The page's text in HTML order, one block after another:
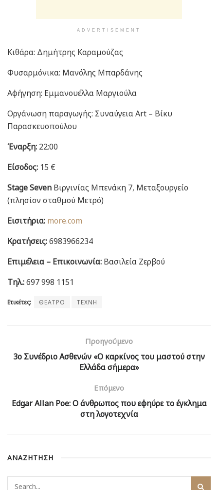
ADVERTISEMENT
Κιθάρα: Δημήτρης Καραμούζας
Φυσαρμόνικα: Μανόλης Μπαρδάνης
Αφήγηση: Εμμανουέλλα Μαργιούλα
Οργάνωση παραγωγής: Συναύγεια Art – Βίκυ
Παρασκευοπούλου
Έναρξη: 22:00
Είσοδος: 15 €
Stage Seven Βιργινίας Μπενάκη 7, Μεταξουργείο
(πλησίον σταθμού Μετρό)
Εισιτήρια: more.com
Κρατήσεις:6983966234
Επιμέλεια – Επικοινωνία: Βασιλεία Ζερβού
Τηλ.:697 998 1151
Ετικέτες: ΘΕΑΤΡΟ ΤΕΧΝΗ
Προηγούμενο
3ο Συνέδριο Ασθενών «Ο καρκίνος του μαστού στην
Ελλάδα σήμερα»
Επόμενο
Edgar Allan Poe: Ο άνθρωπος που εφηύρε το έγκλημα
στη λογοτεχνία
ΑΝΑΖΗΤΗΣΗ